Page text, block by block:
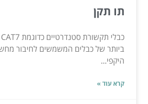
תו תקן
ביותר של כבלים המשמשים לחיבור
היקפי...
קרא עוד »